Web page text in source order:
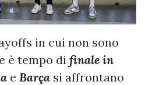
in cui non sono
è tempo di finale in
e Barça si affrontano